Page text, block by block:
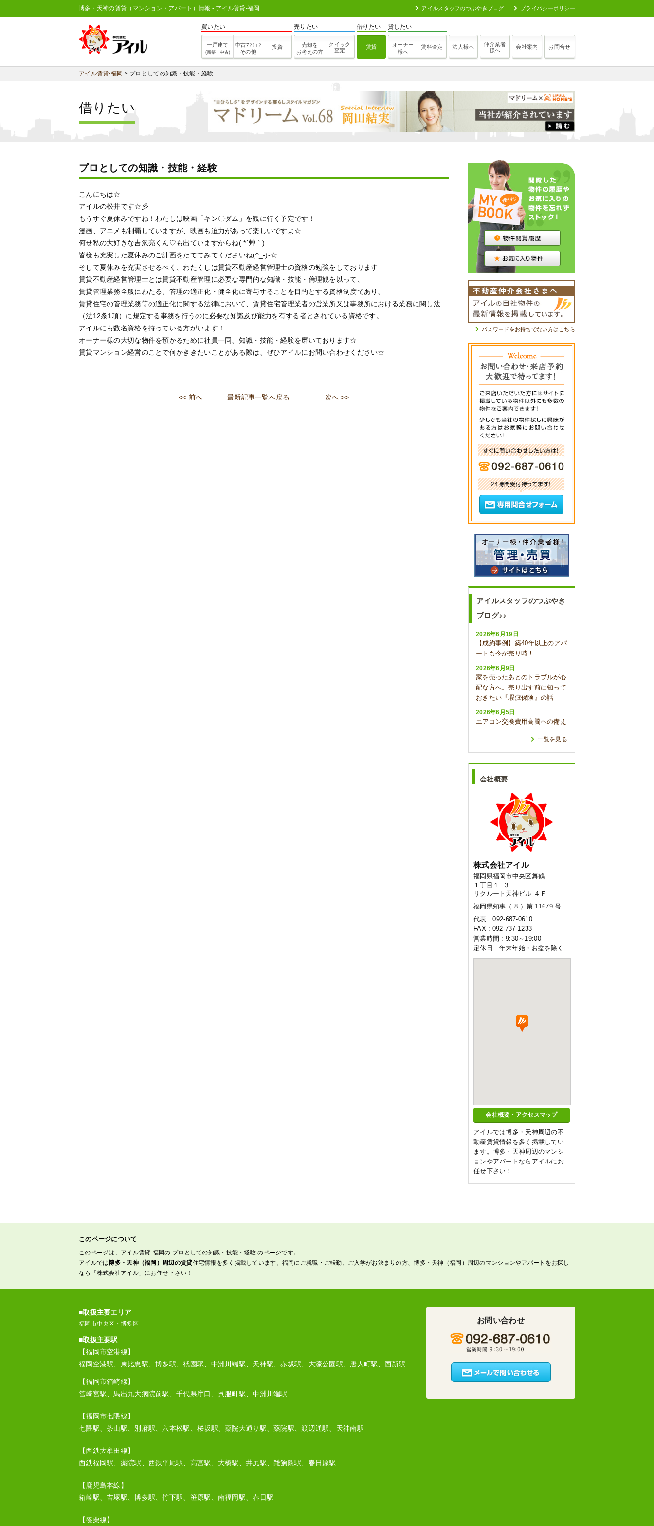
博多・天神の賃貸（マンション・アパート）情報 - アイル賃貸-福岡 アイルスタッフのつぶやきブログ プライバシーポリシー
買いたい
一戸建て
(新築・中古)
中古ﾏﾝｼｮﾝ
その他
投資
売りたい
売却を
お考えの方
クイック
査定
借りたい
賃貸
貸したい
オーナー
様へ
賃料査定 法人様へ
仲介業者
様へ
会社案内 お問合せ
アイル賃貸-福岡 > プロとしての知識・技能・経験
借りたい
プロとしての知識・技能・経験
こんにちは☆
アイルの松井です☆彡
もうすぐ夏休みですね！わたしは映画「キン〇ダム」を観に行く予定です！
漫画、アニメも制覇していますが、映画も迫力があって楽しいですよ☆
何せ私の大好きな吉沢亮くん♡も出ていますからね( *´艸｀)
皆様も充実した夏休みのご計画をたててみてくださいね(^_-)-☆
そして夏休みを充実させるべく、わたくしは賃貸不動産経営管理士の資格の勉強をしております！
賃貸不動産経営管理士とは賃貸不動産管理に必要な専門的な知識・技能・倫理観を以って、
賃貸管理業務全般にわたる、管理の適正化・健全化に寄与することを目的とする資格制度であり、
賃貸住宅の管理業務等の適正化に関する法律において、賃貸住宅管理業者の営業所又は事務所における業務に関し法
（法12条1項）に規定する事務を行うのに必要な知識及び能力を有する者とされている資格です。
アイルにも数名資格を持っている方がいます！
オーナー様の大切な物件を預かるために社員一同、知識・技能・経験を磨いております☆
賃貸マンション経営のことで何かききたいことがある際は、ぜひアイルにお問い合わせください☆
<< 前へ 最新記事一覧へ戻る 次へ >>
パスワードをお持ちでない方はこちら
アイルスタッフのつぶやき
ブログ♪♪
2026年6月19日
【成約事例】築40年以上のアパ
ートも今が売り時！
2026年6月9日
家を売ったあとのトラブルが心
配な方へ。売り出す前に知って
おきたい『瑕疵保険』の話
2026年6月5日
エアコン交換費用高騰への備え
一覧を見る
会社概要
株式会社アイル
福岡県福岡市中央区舞鶴
１丁目１−３
リクルート天神ビル ４Ｆ
福岡県知事（ 8 ）第 11679 号
代表 : 092-687-0610
FAX : 092-737-1233
営業時間 : 9:30～19:00
定休日 : 年末年始・お盆を除く
会社概要・アクセスマップ
アイルでは博多・天神周辺の不
動産賃貸情報を多く掲載してい
ます。博多・天神周辺のマンシ
ョンやアパートならアイルにお
任せ下さい！
このページについて
このページは、アイル賃貸-福岡の プロとしての知識・技能・経験 のページです。
アイルでは博多・天神（福岡）周辺の賃貸住宅情報を多く掲載しています。福岡にご就職・ご転勤、ご入学がお決まりの方、博多・天神（福岡）周辺のマンションやアパートをお探し
なら「株式会社アイル」にお任せ下さい！
■取扱主要エリア
福岡市中央区・博多区
■取扱主要駅
【福岡市空港線】
福岡空港駅、東比恵駅、博多駅、祇園駅、中洲川端駅、天神駅、赤坂駅、大濠公園駅、唐人町駅、西新駅
【福岡市箱崎線】
筥崎宮駅、馬出九大病院前駅、千代県庁口、呉服町駅、中洲川端駅
【福岡市七隈線】
七隈駅、茶山駅、別府駅、六本松駅、桜坂駅、薬院大通り駅、薬院駅、渡辺通駅、天神南駅
【西鉄大牟田線】
西鉄福岡駅、薬院駅、西鉄平尾駅、高宮駅、大橋駅、井尻駅、雑餉隈駅、春日原駅
【鹿児島本線】
箱崎駅、吉塚駅、博多駅、竹下駅、笹原駅、南福岡駅、春日駅
【篠栗線】
お問い合わせ